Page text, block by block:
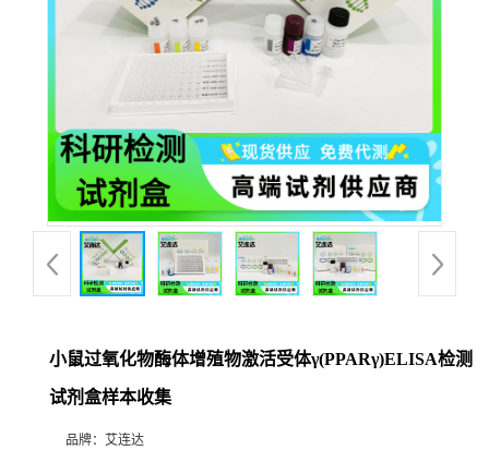
小鼠过氧化物酶体增殖物激活受体γ(PPARγ)ELISA检测
试剂盒样本收集
品牌： 艾连达